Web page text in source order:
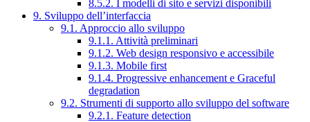
8.5.2. I modelli di sito e servizi disponibili
9. Sviluppo dell’interfaccia
9.1. Approccio allo sviluppo
9.1.1. Attività preliminari
9.1.2. Web design responsivo e accessibile
9.1.3. Mobile first
9.1.4. Progressive enhancement e Graceful
degradation
9.2. Strumenti di supporto allo sviluppo del software
9.2.1. Feature detection